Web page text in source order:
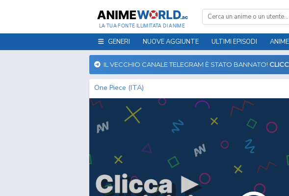
LA TUA FONTE ILLIMITATA DI ANIME
GENERI NUOVE AGGIUNTE ULTIMI EPISODI
IL VECCHIO CANALE TELEGRAM È STATO BANNATO!
One Piece (ITA)